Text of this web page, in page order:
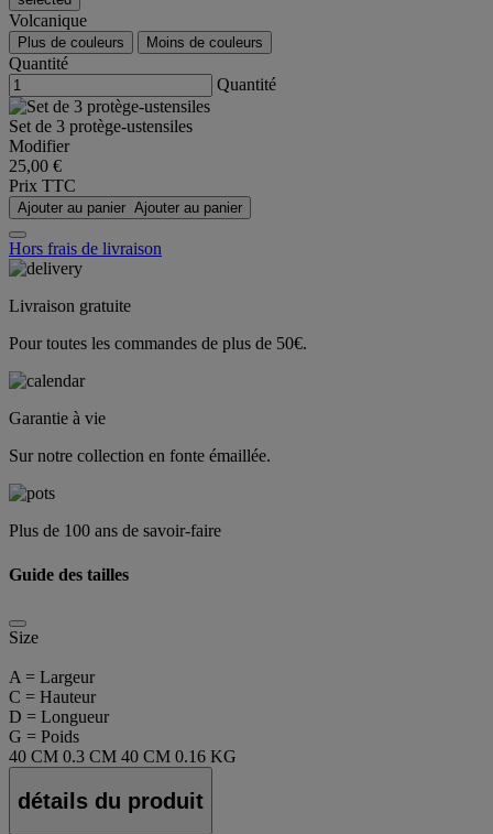
Volcanique
Plus de couleurs Moins de couleurs
Quantité
Quantité
Set de 3 protège-ustensiles
Modifier
25,00 €
Prix TTC
Ajouter au panier Ajouter au panier
Hors frais de livraison
Livraison gratuite
Pour toutes les commandes de plus de 50€.
Garantie à vie
Sur notre collection en fonte émaillée.
Plus de 100 ans de savoir-faire
Guide des tailles
Size
A = Largeur
C = Hauteur
D = Longueur
G = Poids
40 CM 0.3 CM 40 CM 0.16 KG
détails du produit